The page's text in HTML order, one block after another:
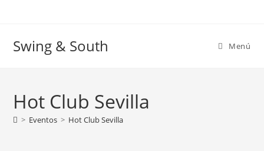
Swing & South Menú
Hot Club Sevilla
> Eventos > Hot Club Sevilla